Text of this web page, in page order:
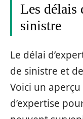
Les délais
sinistre
Le délai
de sinistre et
Voici un
d’expertise